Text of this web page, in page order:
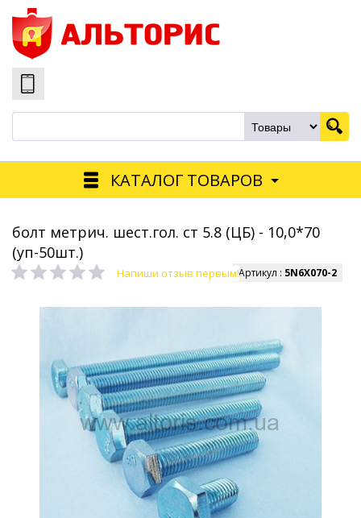
КАТАЛОГ ТОВАРОВ
болт метрич. шест.гол. ст 5.8 (ЦБ) - 10,0*70
(уп-50шт.)
Напиши отзыв первым!Артикул : 5N6Х070-2